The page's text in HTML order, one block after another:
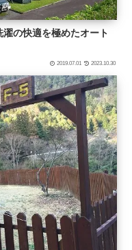
の快適を極めたオート
2019.07.01 2023.10.30